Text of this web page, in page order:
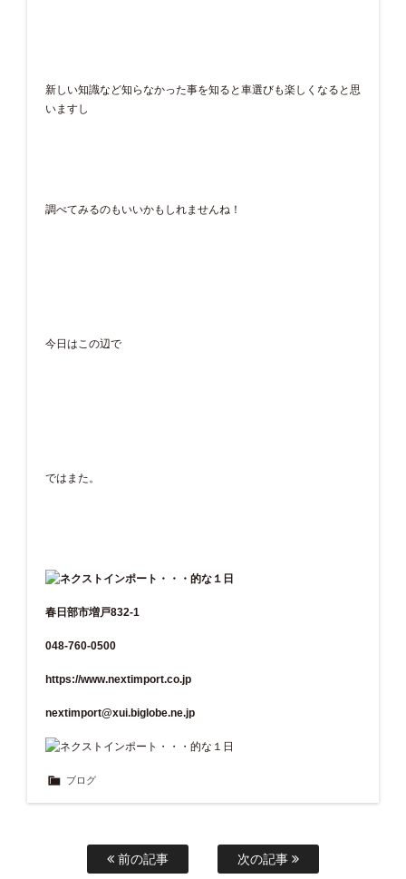
新しい知識など知らなかった事を知ると車選びも楽しくなると思
いますし
調べてみるのもいいかもしれませんね！
今日はこの辺で
ではまた。
春日部市増戸832-1
048-760-0500
https://www.nextimport.co.jp
nextimport@xui.biglobe.ne.jp
ブログ
前の記事 次の記事